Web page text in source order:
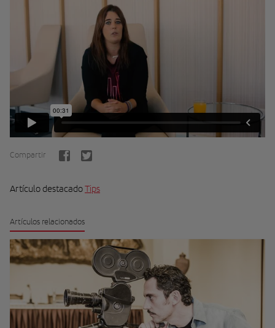
Compartir
Artículo destacadoTips
Artículos relacionados